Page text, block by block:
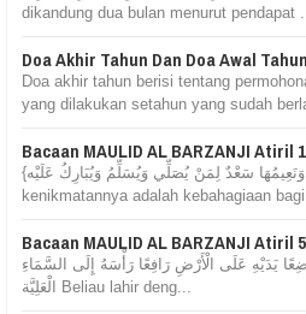
dikandung dua bulan menurut pendapat ...
Doa Akhir Tahun Dan Doa Awal
Doa akhir tahun berisi tentang
yang dilakukan setahun yang sudah
Bacaan MAULID AL BARZANJI Atiril
{اَلْجَنَّةُ وَنَعِيمُهَا سَعْدٌ لِمَنْ يُصَلِّي وَيُسَلِّمُ وَيُبَارِكُ عَلَيْه} {Surga dan
kenikmatannya adalah kebahagiaan bagi
Bacaan MAULID AL BARZANJI Atiril
يَدَيْهِ عَلَى الْأَرْضِ رَافِعًا رَأْسَهُ إِلَى السَّمَاءِ
الْعَلِيَّة Beliau lahir deng...